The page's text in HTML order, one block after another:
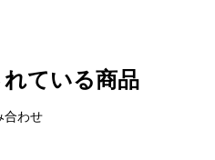
ている商品
合わせ